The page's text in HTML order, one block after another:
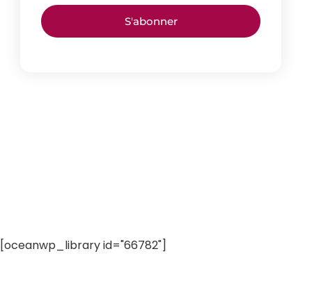
S'abonner
[oceanwp_library id="66782"]